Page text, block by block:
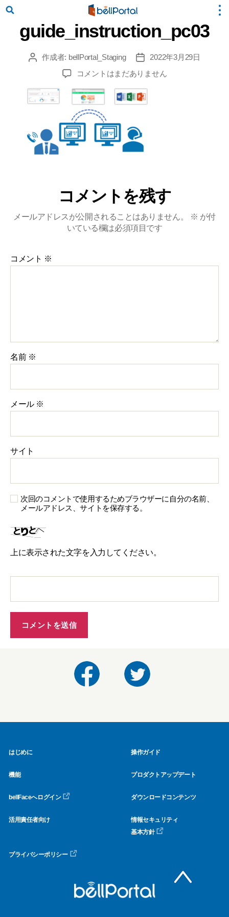
guide_instruction_pc03
投 作成者: bellPortal_Staging
投
稿
日
2022年3月29日
guide_instruction_pc03
の
コメントはまだありません
コメントを残す
メールアドレスが公開されることはありません。 ※ が付
いている欄は必須項目です
コメント ※
名前 ※
メール ※
サイト
次回のコメントで使用するためブラウザーに自分の名前、
メールアドレス、サイトを保存する。
上に表示された文字を入力してください。
はじめに 操作ガイド
機能 プロダクトアップデート
bellFaceへログイン ダウンロードコンテンツ
活用責任者向け
情報セキュリティ
基本方針
プライバシーポリシー